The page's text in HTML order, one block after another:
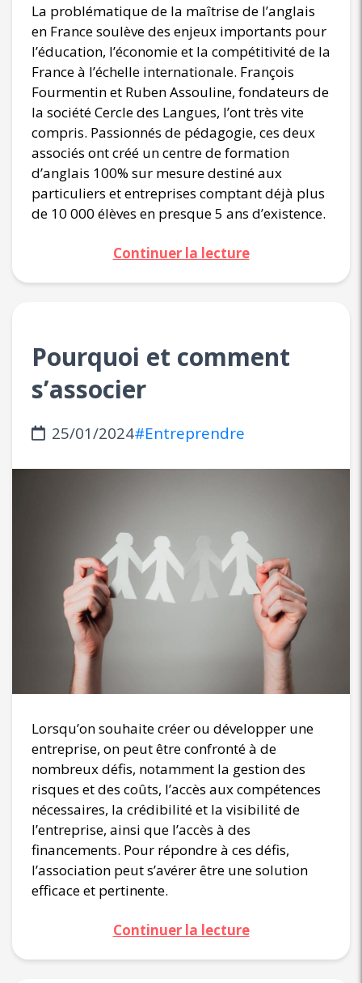
La problématique de la maîtrise de l’anglais
en France soulève des enjeux importants pour
l’éducation, l’économie et la compétitivité de la
France à l’échelle internationale. François
Fourmentin et Ruben Assouline, fondateurs de
la société Cercle des Langues, l’ont très vite
compris. Passionnés de pédagogie, ces deux
associés ont créé un centre de formation
d’anglais 100% sur mesure destiné aux
particuliers et entreprises comptant déjà plus
de 10 000 élèves en presque 5 ans d’existence.
Continuer la lecture
Pourquoi et comment
s’associer
25/01/2024#Entreprendre
Lorsqu’on souhaite créer ou développer une
entreprise, on peut être confronté à de
nombreux défis, notamment la gestion des
risques et des coûts, l’accès aux compétences
nécessaires, la crédibilité et la visibilité de
l’entreprise, ainsi que l’accès à des
financements. Pour répondre à ces défis,
l’association peut s’avérer être une solution
efficace et pertinente.
Continuer la lecture